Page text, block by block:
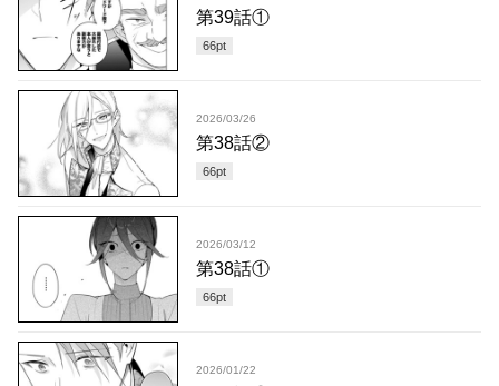
第39話①
66pt
2026/03/26
第38話②
66pt
2026/03/12
第38話①
66pt
2026/01/22